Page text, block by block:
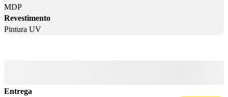
MDP
Revestimento
Pintura UV
Entrega